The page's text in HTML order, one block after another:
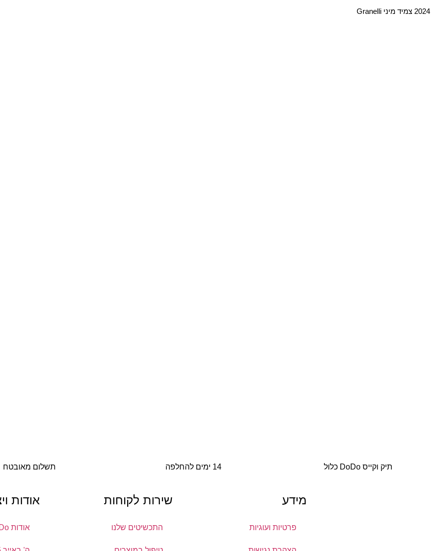
2024 צמיד מיני Granelli
תיק וקייס DoDo כלול 14 ימים להחלפה תשלום מאובטח
מידע
פרטיות ועוגיות
שירות לקוחות
התכשיטים שלנו
אודות
אודות DoDo